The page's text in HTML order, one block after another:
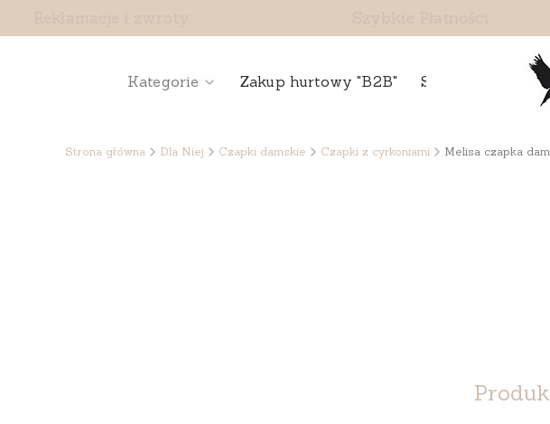
Kategorie Zakup hurtowy "B2B" Skontaktuj się z
Strona główna Dla Niej Czapki damskie Czapki z cyrkoniami Melisa czapka